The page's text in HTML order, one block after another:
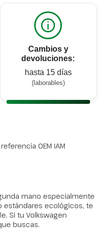
Cambios y
devoluciones:
hasta 15 días
(laborables)
OEM IAM
mano especialmente
estándares ecológicos, te
Si tu Volkswagen
buscas.